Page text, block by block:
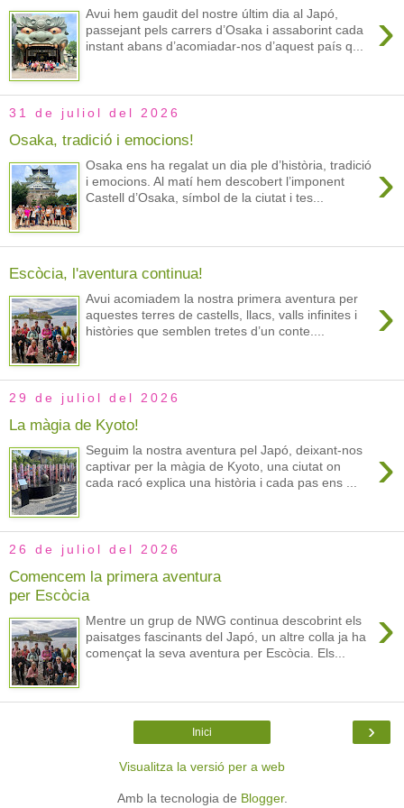
›
Avui hem gaudit del nostre últim dia al Japó,
passejant pels carrers d’Osaka i assaborint cada
instant abans d’acomiadar-nos d’aquest país q...
31 de juliol del 2026
Osaka, tradició i emocions!
›
Osaka ens ha regalat un dia ple d’història, tradició
i emocions. Al matí hem descobert l’imponent
Castell d’Osaka, símbol de la ciutat i tes...
Escòcia, l'aventura continua!
›
Avui acomiadem la nostra primera aventura per
aquestes terres de castells, llacs, valls infinites i
històries que semblen tretes d’un conte....
29 de juliol del 2026
La màgia de Kyoto!
›
Seguim la nostra aventura pel Japó, deixant-nos
captivar per la màgia de Kyoto, una ciutat on
cada racó explica una història i cada pas ens ...
26 de juliol del 2026
Comencem la primera aventura
per Escòcia
›
Mentre un grup de NWG continua descobrint els
paisatges fascinants del Japó, un altre colla ja ha
començat la seva aventura per Escòcia. Els...
›
Inici
Visualitza la versió per a web
Amb la tecnologia de Blogger.